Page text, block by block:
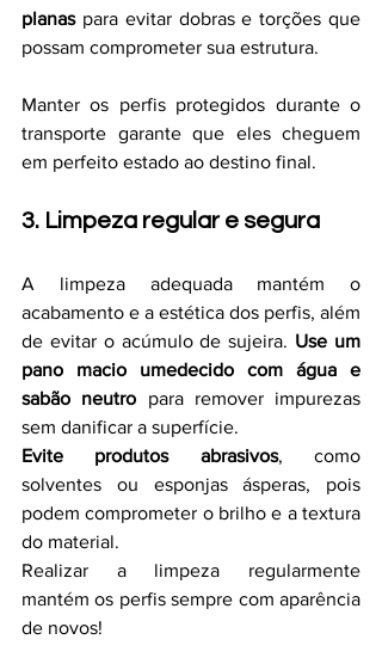
planas para evitar dobras e torções que
possam comprometer sua estrutura.
Manter os perfis protegidos durante o
transporte garante que eles cheguem
em perfeito estado ao destino final.
3. Limpeza regular e segura
A limpeza adequada mantém o
acabamento e a estética dos perfis, além
de evitar o acúmulo de sujeira. Use um
pano macio umedecido com água e
sabão neutro para remover impurezas
sem danificar a superfície.
Evite produtos abrasivos, como
solventes ou esponjas ásperas, pois
podem comprometer o brilho e a textura
do material.
Realizar a limpeza regularmente
mantém os perfis sempre com aparência
de novos!